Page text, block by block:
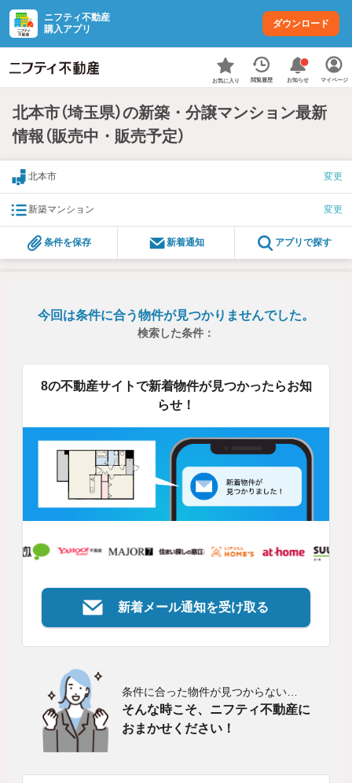
ニフティ不動産
購入アプリ
ダウンロード
お気に入り 閲覧履歴 お知らせ マイページ
北本市（埼玉県）の新築・分譲マンション最新
情報（販売中・販売予定）
北本市 変更
新築マンション 変更
条件を保存 新着通知 アプリで探す
今回は条件に合う物件が見つかりませんでした。
検索した条件：
8の不動産サイトで新着物件が見つかったらお知
らせ！
新着メール通知を受け取る
条件に合った物件が見つからない…
そんな時こそ、ニフティ不動産に
おまかせください！